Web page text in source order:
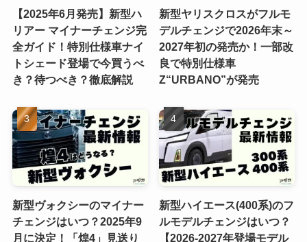
【2025年6月発売】新型ハ
リアー マイナーチェンジ完
全ガイド！特別仕様車ナイ
トシェード登場で今買うべ
き？待つべき？徹底解説
新型ヤリスクロスがフルモ
デルチェンジで2026年末～
2027年初の発売か！一部改
良で特別仕様車
Z“URBANO”が発売
新型ヴォクシーのマイナー
チェンジはいつ？2025年9
月に決定！「煌4」見送り
新型ハイエース(400系)のフ
ルモデルチェンジはいつ？
【2026-2027年登場モデル